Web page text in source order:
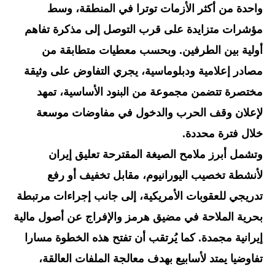
واحدة من أكثر الأزمات توترا في المنطقة، وسط
مؤشرات متزايدة على قرب التوصل إلى مذكرة تفاهم
أولية بين الطرفين. وبحسب معطيات متطابقة من
مصادر إعلامية ودبلوماسية، يجري التفاوض على وثيقة
مختصرة تتضمن مجموعة من البنود الأساسية، تمهد
لإعلان وقف الحرب والدخول في مفاوضات موسعة
خلال فترة محددة.
وتشمل أبرز ملامح الصيغة المقترحة تعليق إيران
لأنشطة تخصيب اليورانيوم، مقابل تخفيف أو رفع
تدريجي للعقوبات الأمريكية، إلى جانب إجراءات مرتبطة
بحرية الملاحة في مضيق هرمز والإفراج عن أصول مالية
إيرانية مجمدة. كما يُرتقب أن تفتح هذه الخطوة مسارا
تفاوضيا يمتد لأسابيع بهدف معالجة الملفات العالقة،